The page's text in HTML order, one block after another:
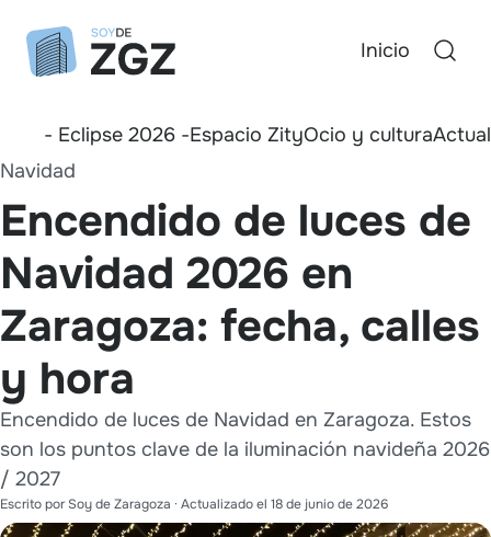
Inicio
- Eclipse 2026 -Espacio ZityOcio y cultura
Navidad
Encendido de luces de
Navidad 2026 en
Zaragoza: fecha, calles
y hora
Encendido de luces de Navidad en Zaragoza. Estos
son los puntos clave de la iluminación navideña 2026
/ 2027
Escrito porSoy de Zaragoza · Actualizado el 18 de junio de 2026